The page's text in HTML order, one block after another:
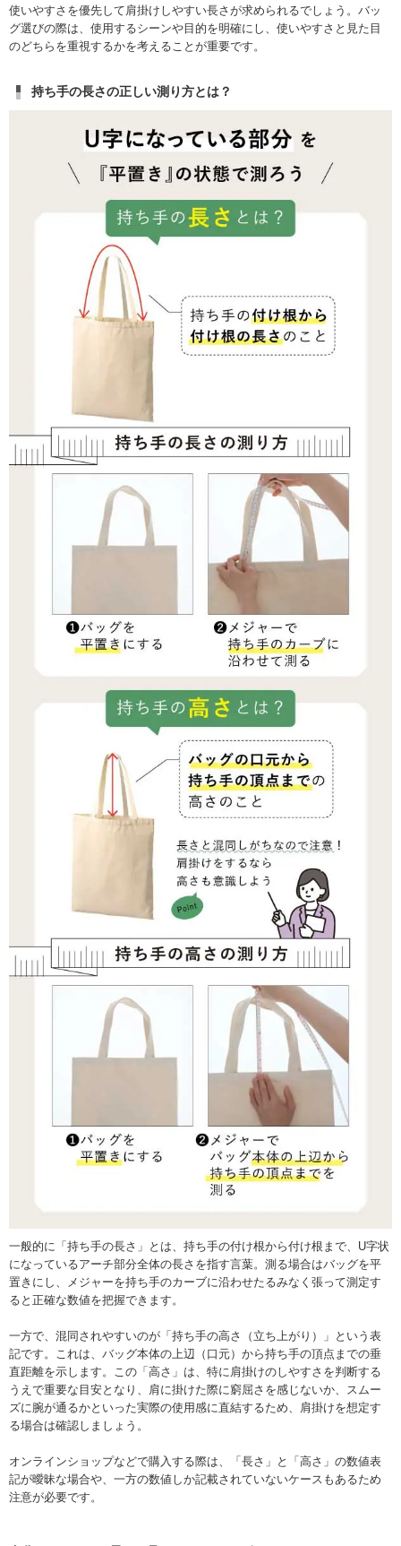
使いやすさを優先して肩掛けしやすい長さが求められるでしょう。バッ
グ選びの際は、使用するシーンや目的を明確にし、使いやすさと見た目
のどちらを重視するかを考えることが重要です。
持ち手の長さの正しい測り方とは？
一般的に「持ち手の長さ」とは、持ち手の付け根から付け根まで、U字状
になっているアーチ部分全体の長さを指す言葉。測る場合はバッグを平
置きにし、メジャーを持ち手のカーブに沿わせたるみなく張って測定す
ると正確な数値を把握できます。
一方で、混同されやすいのが「持ち手の高さ（立ち上がり）」という表
記です。これは、バッグ本体の上辺（口元）から持ち手の頂点までの垂
直距離を示します。この「高さ」は、特に肩掛けのしやすさを判断する
うえで重要な目安となり、肩に掛けた際に窮屈さを感じないか、スムー
ズに腕が通るかといった実際の使用感に直結するため、肩掛けを想定す
る場合は確認しましょう。
オンラインショップなどで購入する際は、「長さ」と「高さ」の数値表
記が曖昧な場合や、一方の数値しか記載されていないケースもあるため
注意が必要です。